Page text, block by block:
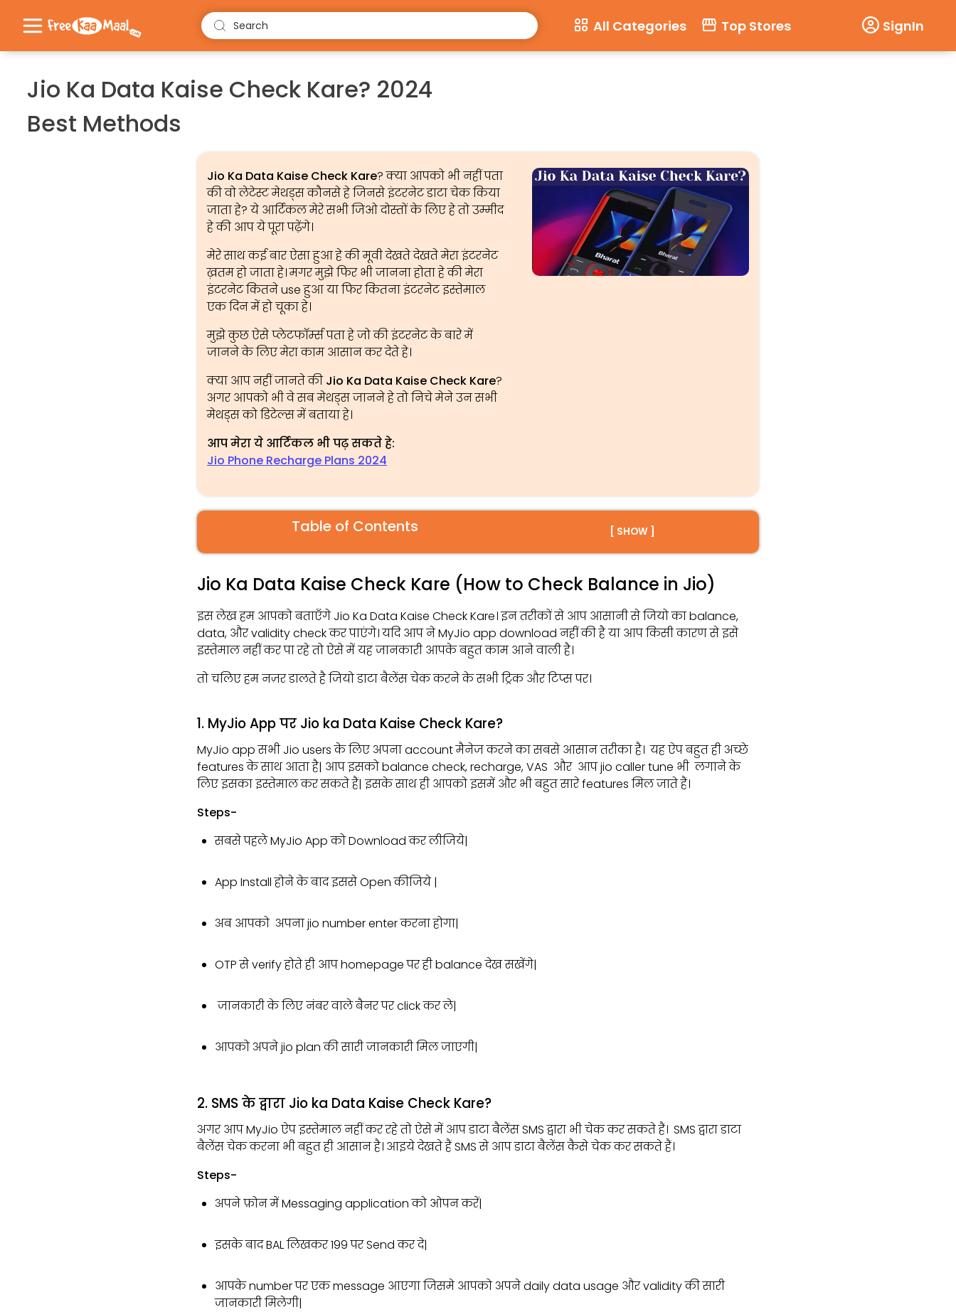
Search All Categories Top Stores SignIn
Jio Ka Data Kaise Check Kare? 2024
Best Methods
Jio Ka Data Kaise Check Kare? क्या आपको भी नहीं पता
की वो लेटेस्ट मेथड्स कौनसे हे जिनसे इंटरनेट डाटा चेक किया
जाता हे? ये आर्टिकल मेरे सभी जिओ दोस्तों के लिए हे तो उम्मीद
हे की आप ये पूरा पढ़ेंगे।
मेरे साथ कई बार ऐसा हुआ हे की मूवी देखते देखते मेरा इंटरनेट
ख़तम हो जाता हे। मगर मुझे फिर भी जानना होता हे की मेरा
इंटरनेट कितने use हुआ या फिर कितना इंटरनेट इस्तेमाल
एक दिन में हो चूका हे।
मुझे कुछ ऐसे प्लेटफॉर्म्स पता हे जो की इंटरनेट के बारे में
जानने के लिए मेरा काम आसान कर देते हे।
क्या आप नहीं जानते कीJio Ka Data Kaise Check Kare?
अगर आपको भी वे सब मेथड्स जानने हे तो निचे मेने उन सभी
मेथड्स को डिटेल्स में बताया हे।
आप मेरा ये आर्टिकल भी पढ़ सकते हे:
Jio Phone Recharge Plans 2024
Table of Contents [ SHOW ]
Jio Ka Data Kaise Check Kare (How to Check Balance in Jio)
इस लेख हम आपको बताएँगे Jio Ka Data Kaise Check Kare। इन तरीकों से आप आसानी से जियो का balance,
data, और validity check कर पाएंगे। यदि आप ने MyJio app download नहीं की है या आप किसी कारण से इसे
इस्तेमाल नहीं कर पा रहे तो ऐसे में यह जानकारी आपके बहुत काम आने वाली है।
तो चलिए हम नज़र डालते है जियो डाटा बैलेंस चेक करने के सभी ट्रिक और टिप्स पर।
1. MyJio App पर Jio ka Data Kaise Check Kare?
MyJio app सभी Jio users के लिए अपना account मैनेज करने का सबसे आसान तरीका है। यह ऐप बहुत ही अच्छे
features के साथ आता है| आप इसको balance check, recharge, VAS और आप jio caller tune भी लगाने के
लिए इसका इस्तेमाल कर सकते हैं| इसके साथ ही आपको इसमें और भी बहुत सारे features मिल जाते हैं।
Steps-
सबसे पहले MyJio App को Download कर लीजिये|
App Install होने के बाद इससे Open कीजिये |
अब आपको अपना jio number enter करना होगा|
OTP से verify होते ही आप homepage पर ही balance देख सखेंगे|
जानकारी के लिए नंबर वाले बैनर पर click कर ले|
आपको अपने jio plan की सारी जानकारी मिल जाएगी|
2. SMS के द्वारा Jio ka Data Kaise Check Kare?
अगर आप MyJio ऐप इस्तेमाल नहीं कर रहे तो ऐसे में आप डाटा बैलेंस SMS द्वारा भी चेक कर सकते हैं। SMS द्वारा डाटा
बैलेंस चेक करना भी बहुत ही आसान है। आइये देखते हैं SMS से आप डाटा बैलेंस कैसे चेक कर सकते हैं।
Steps-
अपने फ़ोन में Messaging application को ओपन करें|
इसके बाद BAL लिखकर 199 पर Send कर दे|
आपके number पर एक message आएगा जिसमे आपको अपने daily data usage और validity की सारी
जानकारी मिलेगी|